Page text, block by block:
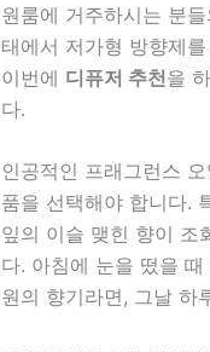
원룸에 거주하시는 분
태에서 저가형 방향제
이번에 디퓨저 추천을
다.
인공적인 프래그런스
품을 선택해야 합니다.
잎의 이슬 맺힌 향이 조
다. 아침에 눈을 떴을
원의 향기라면, 그날 하